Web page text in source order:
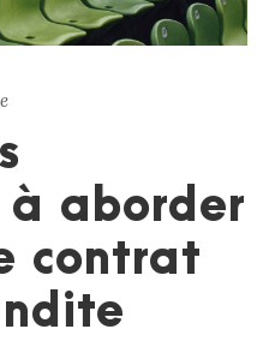
à aborder
contrat